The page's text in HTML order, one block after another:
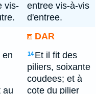
vis-
entree vis-à-vis
d'entree.
DAR
en
au
14 Et il fit des
piliers, soixante
coudees; et à
cote du pilier